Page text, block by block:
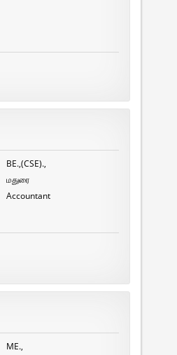
BE.,(CSE).,
மதுரை
Accountant
ME.,